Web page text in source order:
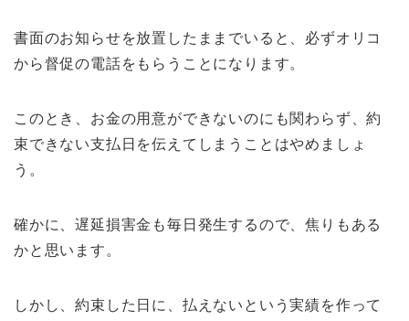
書面のお知らせを放置したままでいると、必ずオリコ
から督促の電話をもらうことになります。
このとき、お金の用意ができないのにも関わらず、約
束できない支払日を伝えてしまうことはやめましょ
う。
確かに、遅延損害金も毎日発生するので、焦りもある
かと思います。
しかし、約束した日に、払えないという実績を作って